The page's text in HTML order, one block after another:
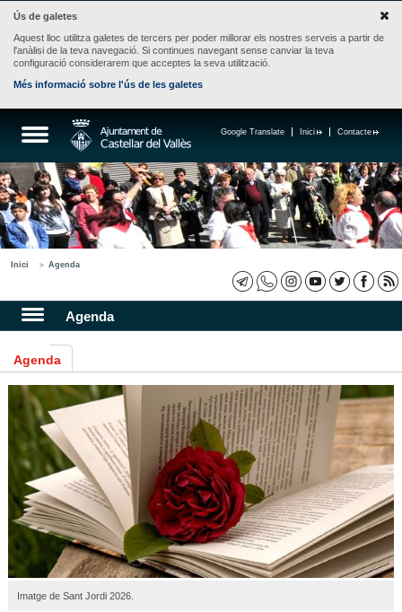
Ús de galetes
Aquest lloc utilitza galetes de tercers per poder millorar els nostres serveis a partir de
l'anàlisi de la teva navegació. Si continues navegant sense canviar la teva
configuració considerarem que acceptes la seva utilització.
Més informació sobre l'ús de les galetes
Contacte
Inici
Google Translate
Inici Agenda
Agenda
Agenda
Imatge de Sant Jordi 2026.